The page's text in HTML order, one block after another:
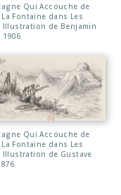
Qui Accouche de
La Fontaine dans Les
Illustration de Benjamin
1906
Qui Accouche de
La Fontaine dans Les
Illustration de Gustave